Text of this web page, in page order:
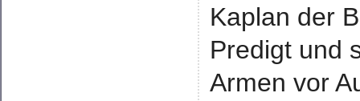
Kaplan der
Predigt und
Armen vor